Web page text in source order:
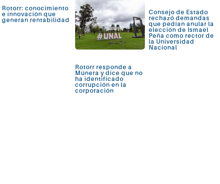
Rotorr: conocimiento
e innovación que
generan rentabilidad
Rotorr responde a
Múnera y dice que no
ha identificado
corrupción en la
corporación
Consejo de Estado
rechazó demandas
que pedían anular la
elección de Ismael
Peña como rector de
la Universidad
Nacional